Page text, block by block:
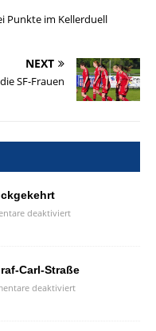
Punkte im Kellerduell
NEXT
SF-Frauen
deaktiviert
Carl-Straße
deaktiviert